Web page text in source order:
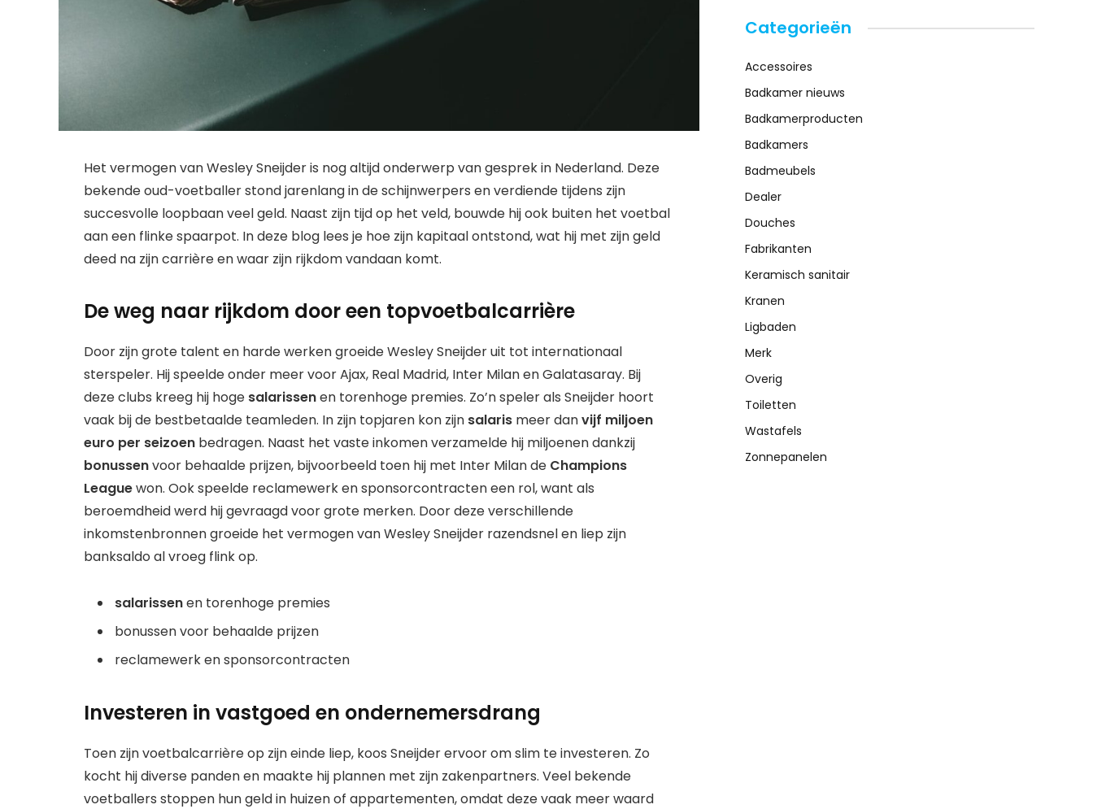
Het vermogen van Wesley Sneijder is nog altijd onderwerp van gesprek in Nederland. Deze
bekende oud-voetballer stond jarenlang in de schijnwerpers en verdiende tijdens zijn
succesvolle loopbaan veel geld. Naast zijn tijd op het veld, bouwde hij ook buiten het voetbal
aan een flinke spaarpot. In deze blog lees je hoe zijn kapitaal ontstond, wat hij met zijn geld
deed na zijn carrière en waar zijn rijkdom vandaan komt.
De weg naar rijkdom door een topvoetbalcarrière
Door zijn grote talent en harde werken groeide Wesley Sneijder uit tot internationaal
sterspeler. Hij speelde onder meer voor Ajax, Real Madrid, Inter Milan en Galatasaray. Bij
deze clubs kreeg hij hoge salarissenen torenhoge premies. Zo’n speler als Sneijder hoort
vaak bij de bestbetaalde teamleden. In zijn topjaren kon zijn salaris meer danvijf miljoen
euro per seizoen bedragen. Naast het vaste inkomen verzamelde hij miljoenen dankzij
bonussenvoor behaalde prijzen, bijvoorbeeld toen hij met Inter Milan de Champions
Leaguewon. Ook speelde reclamewerk en sponsorcontracten een rol, want als
beroemdheid werd hij gevraagd voor grote merken. Door deze verschillende
inkomstenbronnen groeide het vermogen van Wesley Sneijder razendsnel en liep zijn
banksaldo al vroeg flink op.
salarissenen torenhoge premies
bonussen voor behaalde prijzen
reclamewerk en sponsorcontracten
Investeren in vastgoed en ondernemersdrang
Toen zijn voetbalcarrière op zijn einde liep, koos Sneijder ervoor om slim te investeren. Zo
kocht hij diverse panden en maakte hij plannen met zijn zakenpartners. Veel bekende
voetballers stoppen hun geld in huizen of appartementen, omdat deze vaak meer waard
Categorieën
Accessoires
Badkamer nieuws
Badkamerproducten
Badkamers
Badmeubels
Dealer
Douches
Fabrikanten
Keramisch sanitair
Kranen
Ligbaden
Merk
Overig
Toiletten
Wastafels
Zonnepanelen